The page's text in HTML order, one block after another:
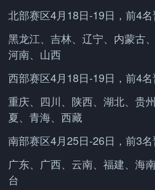
北部赛区4月18日-19日，前4
黑龙江、吉林、辽宁、内蒙古
河南、山西
西部赛区4月18日-19日，前4
重庆、四川、陕西、湖北、贵
夏、青海、西藏
南部赛区4月25日-26日，前3
广东、广西、云南、福建、海
台